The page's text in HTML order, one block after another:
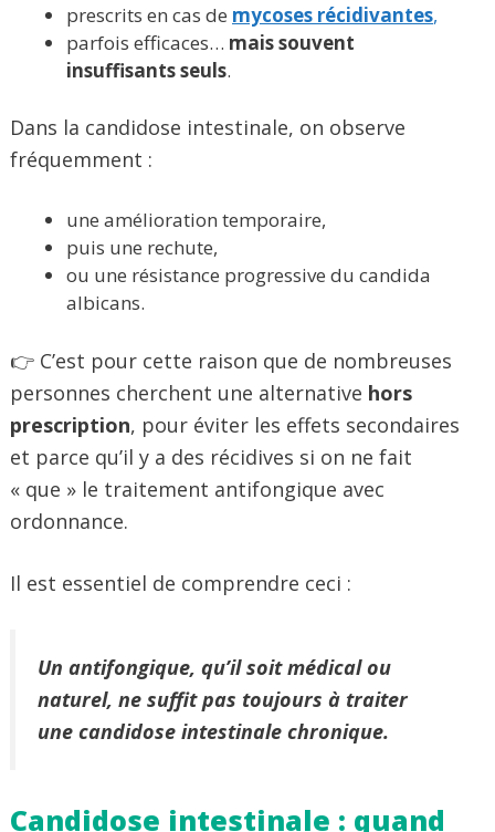
prescrits en cas de mycoses récidivantes,
parfois efficaces… mais souvent
insuffisants seuls.
Dans la candidose intestinale, on observe
fréquemment :
une amélioration temporaire,
puis une rechute,
ou une résistance progressive du candida
albicans.
👉 C’est pour cette raison que de nombreuses
personnes cherchent une alternative hors
prescription, pour éviter les effets secondaires
et parce qu’il y a des récidives si on ne fait
« que » le traitement antifongique avec
ordonnance.
Il est essentiel de comprendre ceci :
Un antifongique, qu’il soit médical ou
naturel, ne suffit pas toujours à traiter
une candidose intestinale chronique.
Candidose intestinale : quand